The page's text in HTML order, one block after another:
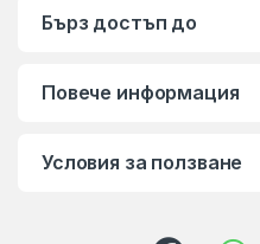
Бърз достъп до
Повече информация
Условия за ползване